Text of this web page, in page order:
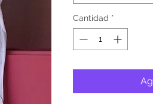
Cantidad *